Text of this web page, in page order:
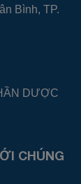
Bình, TP.
DƯỢC
CHÚNG